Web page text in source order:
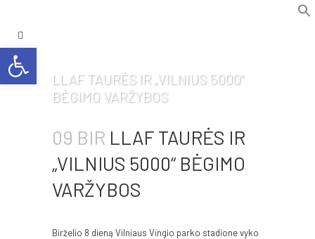
LLAF TAURĖS IR „VILNIUS 5000“
BĖGIMO VARŽYBOS
09 BIR LLAF TAURĖS IR
„VILNIUS 5000“ BĖGIMO
VARŽYBOS
Birželio 8 dieną Vilniaus Vingio parko stadione vyko
Open toolbar